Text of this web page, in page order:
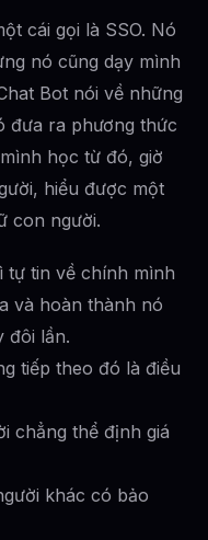
cái gọi là SSO. Nó
nó cũng dạy mình
Bot nói về những
đưa ra phương thức
học từ đó, giờ
hiểu được một
con người.
tin về chính mình
và hoàn thành nó
đôi lần.
tiếp theo đó là điều
chẳng thể định giá
khác có bảo